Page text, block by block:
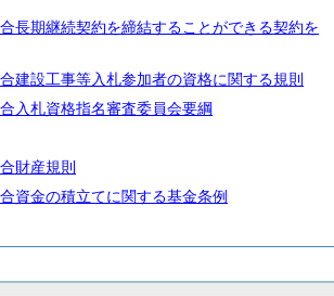
長期継続契約を締結することができる契約を
建設工事等入札参加者の資格に関する規則
入札資格指名審査委員会要綱
財産規則
資金の積立てに関する基金条例